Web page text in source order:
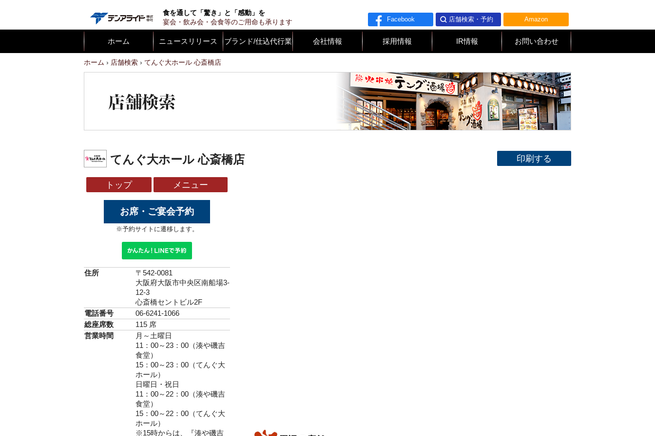
テンアライド
食を通して「驚き」と「感動」を
宴会・飲み会・会食等のご用命も承ります
Facebook 店舗検索・予約 Amazon
ホーム ニュースリリース ブランド/仕込代行業 会社情報 採用情報 IR情報 お問い合わせ
ホーム 店舗検索 てんぐ大ホール 心斎橋店
てんぐ大ホール 心斎橋店 印刷する
トップ メニュー
お席・ご宴会予約
※予約サイトに遷移します。
住所
〒542-0081
大阪府大阪市中央区南船場3-
12-3
心斎橋セントビル2F
電話番号
06-6241-1066
総座席数
115 席
営業時間
月～土曜日
11：00～23：00（湊や磯吉
食堂）
15：00～23：00（てんぐ大
ホール）
日曜日・祝日
11：00～22：00（湊や磯吉
食堂）
15：00～22：00（てんぐ大
ホール）
※15時からは、『湊や磯吉